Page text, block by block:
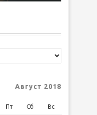
Август 2018
Пт Сб Вс